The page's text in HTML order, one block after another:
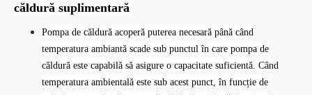
căldură suplimentară
Pompa de căldură acoperă puterea necesară până când
temperatura ambiantă scade sub punctul în care pompa de
căldură este capabilă să asigure o capacitate suficientă. Când
temperatura ambientală este sub acest punct, în funcție de